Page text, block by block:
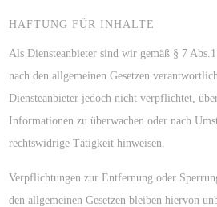
HAFTUNG FÜR INHALTE
Als Diensteanbieter sind wir gemäß § 7
nach den allgemeinen Gesetzen
Diensteanbieter jedoch nicht verpflichtet,
Informationen zu überwachen oder nach
rechtswidrige Tätigkeit hinweisen.
Verpflichtungen zur Entfernung oder
den allgemeinen Gesetzen bleiben hiervon